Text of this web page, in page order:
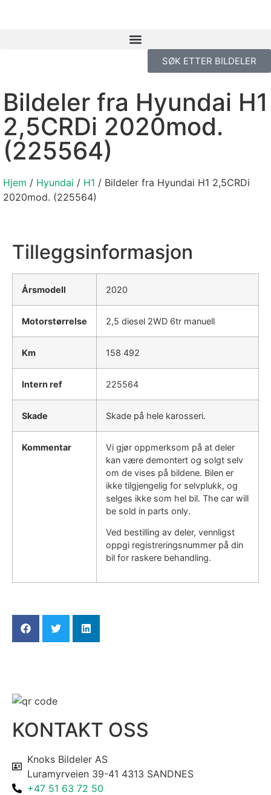
SØK ETTER BILDELER
Bildeler fra Hyundai H1
2,5CRDi 2020mod.
(225564)
Hjem / Hyundai / H1 / Bildeler fra Hyundai H1 2,5CRDi
2020mod. (225564)
Tilleggsinformasjon
Årsmodell 2020
Motorstørrelse 2,5 diesel 2WD 6tr manuell
Km 158 492
Intern ref 225564
Skade Skade på hele karosseri.
Kommentar
Vi gjør oppmerksom på at deler
kan være demontert og solgt selv
om de vises på bildene. Bilen er
ikke tilgjengelig for selvplukk, og
selges ikke som hel bil. The car will
be sold in parts only.
Ved bestilling av deler, vennligst
oppgi registreringsnummer på din
bil for raskere behandling.
KONTAKT OSS
Knoks Bildeler AS
Luramyrveien 39-41 4313 SANDNES
+47 51 63 72 50